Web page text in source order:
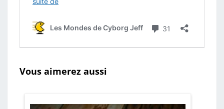
Vous aimerez aussi